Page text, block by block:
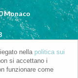
Monaco
nella politica sui
si accettano i
funzionare come